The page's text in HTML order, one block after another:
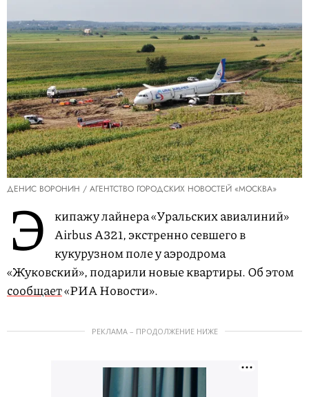
ДЕНИС ВОРОНИН / АГЕНТСТВО ГОРОДСКИХ НОВОСТЕЙ «МОСКВА»
Э
кипажу лайнера «Уральских авиалиний»
Airbus A321, экстренно севшего в
кукурузном поле у аэродрома
«Жуковский», подарили новые квартиры. Об этом
сообщает«РИА Новости».
РЕКЛАМА – ПРОДОЛЖЕНИЕ НИЖЕ